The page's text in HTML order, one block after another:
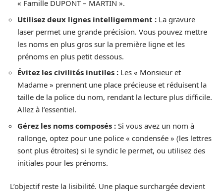
« Famille DUPONT – MARTIN ».
Utilisez deux lignes intelligemment : La gravure
laser permet une grande précision. Vous pouvez mettre
les noms en plus gros sur la première ligne et les
prénoms en plus petit dessous.
Évitez les civilités inutiles : Les « Monsieur et
Madame » prennent une place précieuse et réduisent la
taille de la police du nom, rendant la lecture plus difficile.
Allez à l’essentiel.
Gérez les noms composés : Si vous avez un nom à
rallonge, optez pour une police « condensée » (les lettres
sont plus étroites) si le syndic le permet, ou utilisez des
initiales pour les prénoms.
L’objectif reste la lisibilité. Une plaque surchargée devient